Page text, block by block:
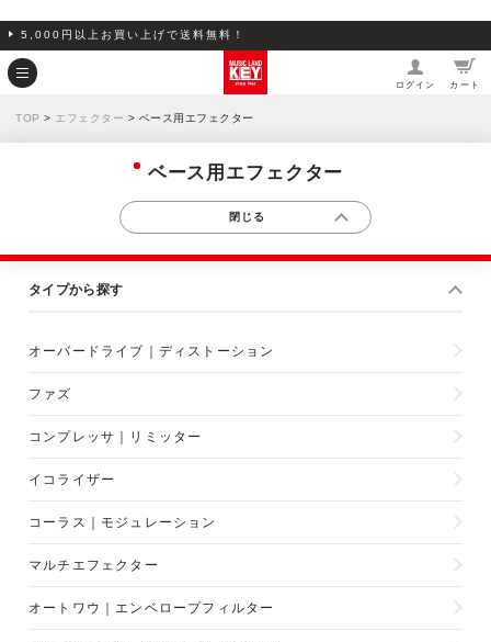
5,000円以上お買い上げで送料無料！
ログイン カート
TOP > エフェクター > ベース用エフェクター
ベース用エフェクター
タイプから探す
オーバードライブ｜ディストーション
ファズ
コンプレッサ｜リミッター
イコライザー
コーラス｜モジュレーション
マルチエフェクター
オートワウ｜エンベロープフィルター